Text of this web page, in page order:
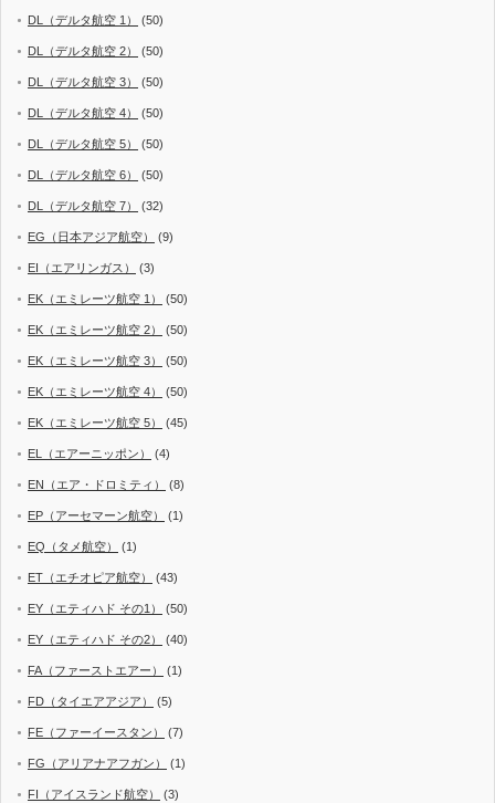
DL（デルタ航空 1） (50)
DL（デルタ航空 2） (50)
DL（デルタ航空 3） (50)
DL（デルタ航空 4） (50)
DL（デルタ航空 5） (50)
DL（デルタ航空 6） (50)
DL（デルタ航空 7） (32)
EG（日本アジア航空） (9)
EI（エアリンガス） (3)
EK（エミレーツ航空 1） (50)
EK（エミレーツ航空 2） (50)
EK（エミレーツ航空 3） (50)
EK（エミレーツ航空 4） (50)
EK（エミレーツ航空 5） (45)
EL（エアーニッポン） (4)
EN（エア・ドロミティ） (8)
EP（アーセマーン航空） (1)
EQ（タメ航空） (1)
ET（エチオピア航空） (43)
EY（エティハド その1） (50)
EY（エティハド その2） (40)
FA（ファーストエアー） (1)
FD（タイエアアジア） (5)
FE（ファーイースタン） (7)
FG（アリアナアフガン） (1)
FI（アイスランド航空） (3)